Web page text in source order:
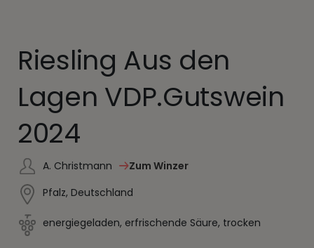
Riesling Aus den
Lagen VDP.Gutswein
2024
A. Christmann
Zum Winzer
Pfalz, Deutschland
energiegeladen, erfrischende Säure, trocken